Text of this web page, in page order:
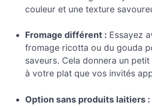
couleur et une texture
Fromage différent : Essayez
fromage ricotta ou du gouda
saveurs. Cela donnera un
à votre plat que vos invités
Option sans produits laitiers :